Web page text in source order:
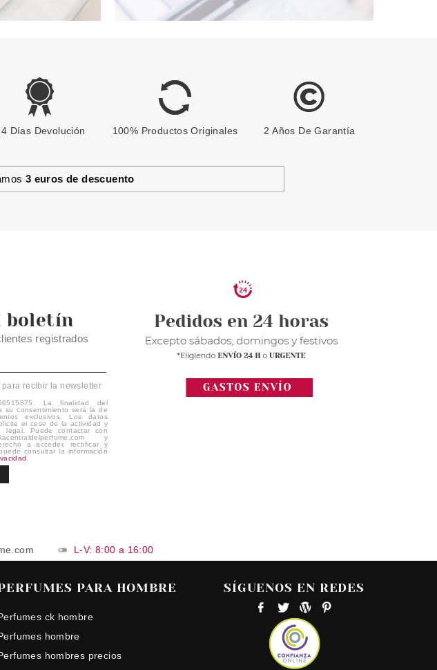
Días Devolución 100% Productos Originales 2 Años De Garantía
3 euros de descuento
boletín
registrados
recibir la newsletter
La finalidad del
su consentimiento será la de
exclusivos. Los datos
el cese de la actividad y
legal. Puede contactar con
y
a acceder, rectificar y
consultar la información
L-V: 8:00 a 16:00
PARA HOMBRE
ck hombre
hombre
hombres precios
SÍGUENOS EN REDES